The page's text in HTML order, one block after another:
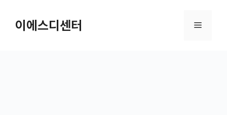
건너뛰기이에스디센터 메뉴